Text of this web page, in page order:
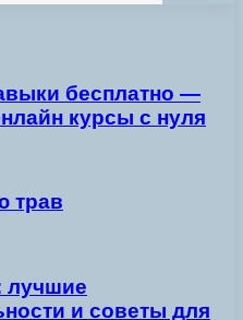
бесплатно —
курсы с нуля
трав
лучшие
и советы для